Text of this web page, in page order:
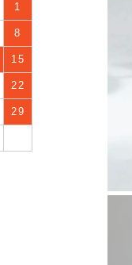
1
8
15
22
29